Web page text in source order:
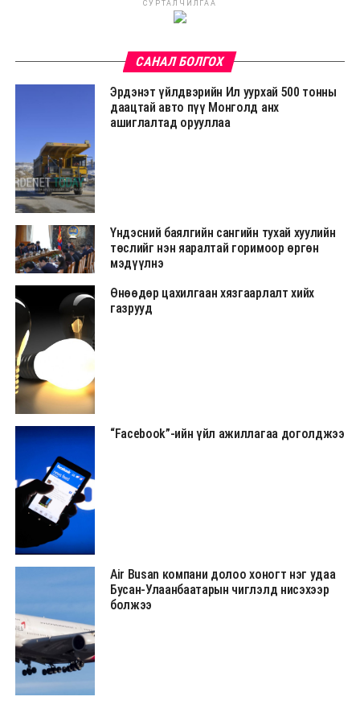
СУРТАЛЧИЛГАА
САНАЛ БОЛГОХ
Эрдэнэт үйлдвэрийн Ил уурхай 500 тонны
даацтай авто пүү Монголд анх
ашиглалтад орууллаа
Үндэсний баялгийн сангийн тухай хуулийн
төслийг нэн яаралтай горимоор өргөн
мэдүүлнэ
Өнөөдөр цахилгаан хязгаарлалт хийх
газрууд
“Facebook”-ийн үйл ажиллагаа доголджээ
Air Busan компани долоо хоногт нэг удаа
Бусан-Улаанбаатарын чиглэлд нисэхээр
болжээ